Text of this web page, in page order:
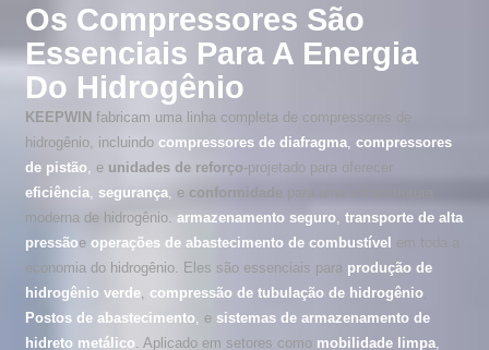
Os Compressores São
Essenciais Para A Energia
Do Hidrogênio
KEEPWIN fabricam uma linha completa de compressores de
hidrogênio, incluindo compressores de diafragma, compressores
de pistão, e unidades de reforço-projetado para oferecer
eficiência, segurança, e conformidade para uma infraestrutura
moderna de hidrogênio. armazenamento seguro, transporte de alta
pressãoe operações de abastecimento de combustível em toda a
economia do hidrogênio. Eles são essenciais para produção de
hidrogênio verde, compressão de tubulação de hidrogênio,
Postos de abastecimento, e sistemas de armazenamento de
hidreto metálico . Aplicado em setores como mobilidade limpa,